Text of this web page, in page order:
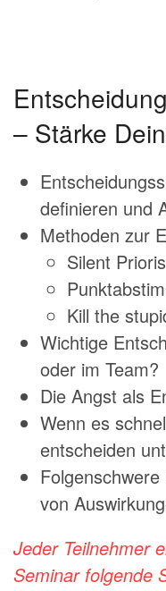
– Stärke
definieren und
Methoden zur
Silent
Kill the
Wichtige
oder im Team?
Die Angst als
Wenn es
entscheiden
von
Jeder Teilnehmer
Seminar folgende